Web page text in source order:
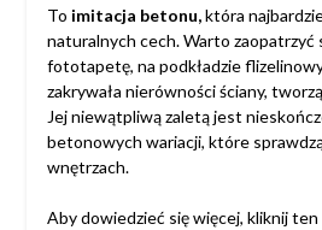
To imitacja betonu,która
naturalnych cech. Warto zaopatrzyć
fototapetę, na podkładzie
zakrywała nierówności ściany,
Jej niewątpliwą zaletą jest
betonowych wariacji, które
wnętrzach.
Aby dowiedzieć się więcej, kliknij ten